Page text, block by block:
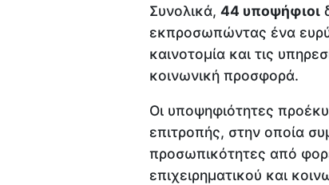
Συνολικά, 44 υποψήφιοι
εκπροσωπώντας ένα
καινοτομία και τις
κοινωνική προσφορά.
Οι υποψηφιότητες
επιτροπής, στην οποία
προσωπικότητες από
επιχειρηματικού και